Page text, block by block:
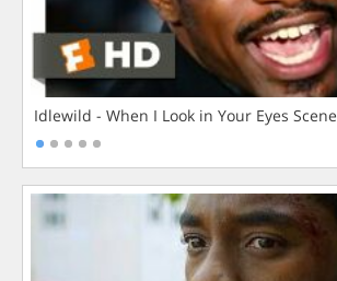
Idlewild - When I Look in Your Eyes Scene